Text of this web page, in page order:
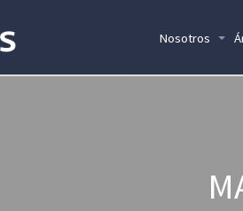
Nosotros